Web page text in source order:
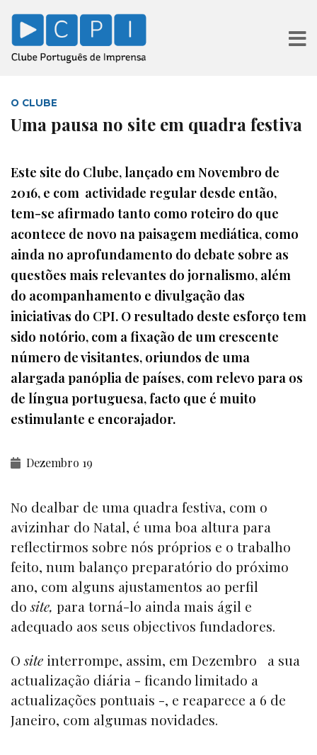
O CLUBE
Uma pausa no site em quadra festiva
Este site do Clube, lançado em Novembro de
2016, e com actividade regular desde então,
tem-se afirmado tanto como roteiro do que
acontece de novo na paisagem mediática, como
ainda no aprofundamento do debate sobre as
questões mais relevantes do jornalismo, além
do acompanhamento e divulgação das
iniciativas do CPI. O resultado deste esforço tem
sido notório, com a fixação de um crescente
número de visitantes, oriundos de uma
alargada panóplia de países, com relevo para os
de língua portuguesa, facto que é muito
estimulante e encorajador.
Dezembro 19
No dealbar de uma quadra festiva, com o
avizinhar do Natal, é uma boa altura para
reflectirmos sobre nós próprios e o trabalho
feito, num balanço preparatório do próximo
ano, com alguns ajustamentos ao perfil
dosite, para torná-lo ainda mais ágil e
adequado aos seus objectivos fundadores.
Osite interrompe, assim, em Dezembro a sua
actualização diária - ficando limitado a
actualizações pontuais -, e reaparece a 6 de
Janeiro, com algumas novidades.